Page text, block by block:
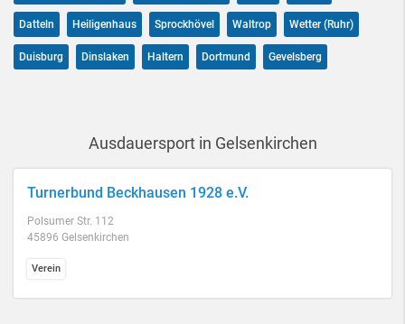
Datteln Heiligenhaus Sprockhövel Waltrop Wetter (Ruhr)
Duisburg Dinslaken Haltern Dortmund Gevelsberg
Ausdauersport in Gelsenkirchen
Turnerbund Beckhausen 1928 e.V.
Polsumer Str. 112
45896 Gelsenkirchen
Verein